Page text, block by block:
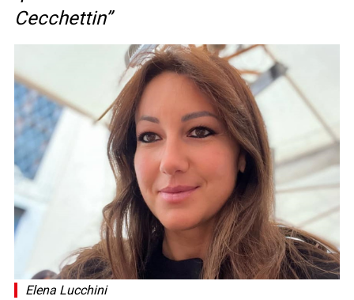
Cecchettin”
Elena Lucchini